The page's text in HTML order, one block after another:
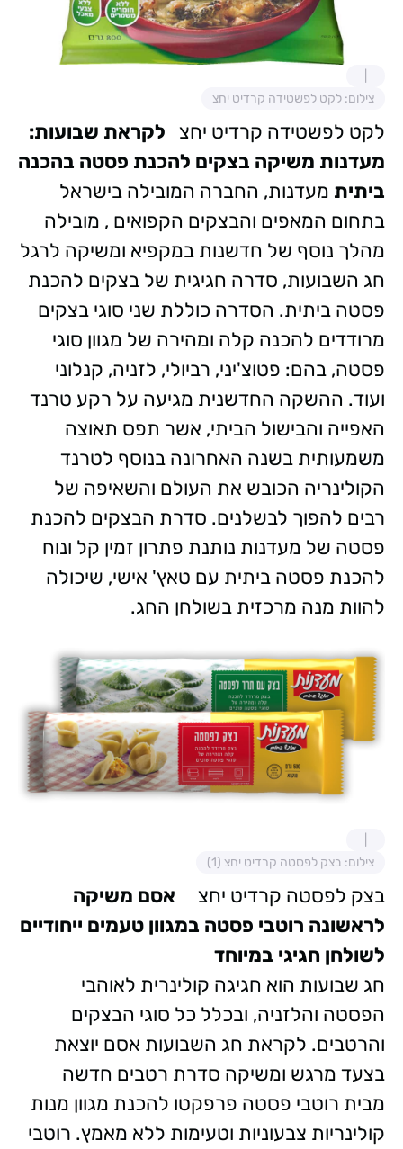
צילום: לקט לפשטידה קרדיט יחצ
לקט לפשטידה קרדיט יחצ לקראת שבועות:
מעדנות משיקה בצקים להכנת פסטה בהכנה
ביתית מעדנות, החברה המובילה בישראל
בתחום המאפים והבצקים הקפואים , מובילה
מהלך נוסף של חדשנות במקפיא ומשיקה לרגל
חג השבועות, סדרה חגיגית של בצקים להכנת
פסטה ביתית. הסדרה כוללת שני סוגי בצקים
מרודדים להכנה קלה ומהירה של מגוון סוגי
פסטה, בהם: פטוצ'יני, רביולי, לזניה, קנלוני
ועוד. ההשקה החדשנית מגיעה על רקע טרנד
האפייה והבישול הביתי, אשר תפס תאוצה
משמעותית בשנה האחרונה בנוסף לטרנד
הקולינריה הכובש את העולם והשאיפה של
רבים להפוך לבשלנים. סדרת הבצקים להכנת
פסטה של מעדנות נותנת פתרון זמין קל ונוח
להכנת פסטה ביתית עם טאץ' אישי, שיכולה
להוות מנה מרכזית בשולחן החג.
צילום: בצק לפסטה קרדיט יחצ (1)
בצק לפסטה קרדיט יחצ אסם משיקה
לראשונה רוטבי פסטה במגוון טעמים ייחודיים
לשולחן חגיגי במיוחד
חג שבועות הוא חגיגה קולינרית לאוהבי
הפסטה והלזניה, ובכלל כל סוגי הבצקים
והרטבים. לקראת חג השבועות אסם יוצאת
בצעד מרגש ומשיקה סדרת רטבים חדשה
מבית רוטבי פסטה פרפקטו להכנת מגוון מנות
קולינריות צבעוניות וטעימות ללא מאמץ. רוטבי